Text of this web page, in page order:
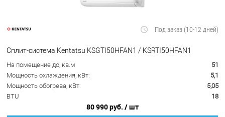
Под заказ (10-12 дней)
Сплит-система Kentatsu KSGTI50HFAN1 / KSRTI50HFAN1
На помещение до, кв.м
51
Мощность охлаждения, кВт:
5,1
Мощность обогрева, кВт:
5,05
BTU
18
80 990 руб. / шт